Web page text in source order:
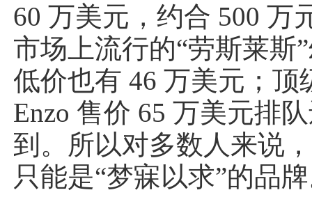
60 万美元，约合 500 万
市场上流行的“劳斯莱斯
低价也有 46 万美元；顶
Enzo 售价 65 万美元排
到。所以对多数人来说
只能是“梦寐以求”的品